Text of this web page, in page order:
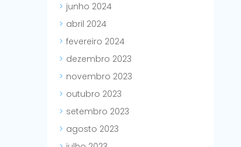
junho 2024
abril 2024
fevereiro 2024
dezembro 2023
novembro 2023
outubro 2023
setembro 2023
agosto 2023